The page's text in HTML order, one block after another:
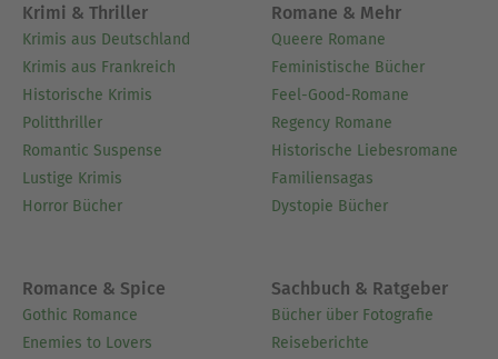
Krimi & Thriller
Krimis aus Deutschland
Krimis aus Frankreich
Historische Krimis
Politthriller
Romantic Suspense
Lustige Krimis
Horror Bücher
Romane & Mehr
Queere Romane
Feministische Bücher
Feel-Good-Romane
Regency Romane
Historische Liebesromane
Familiensagas
Dystopie Bücher
Romance & Spice
Gothic Romance
Enemies to Lovers
Sachbuch & Ratgeber
Bücher über Fotografie
Reiseberichte